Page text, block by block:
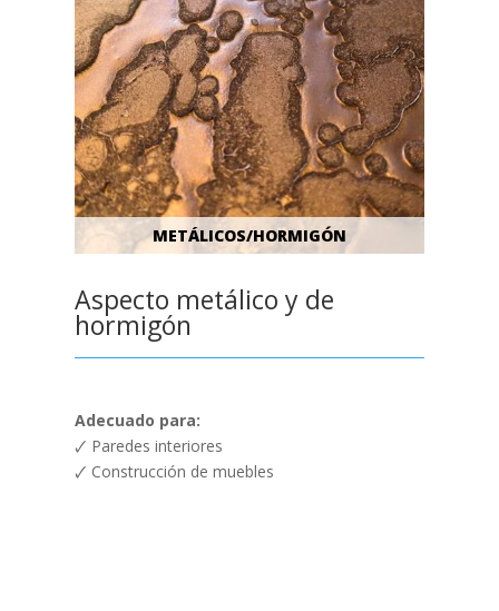
METÁLICOS/HORMIGÓN
Aspecto metálico y de
hormigón
Adecuado para:
🗸 Paredes interiores
🗸 Construcción de muebles